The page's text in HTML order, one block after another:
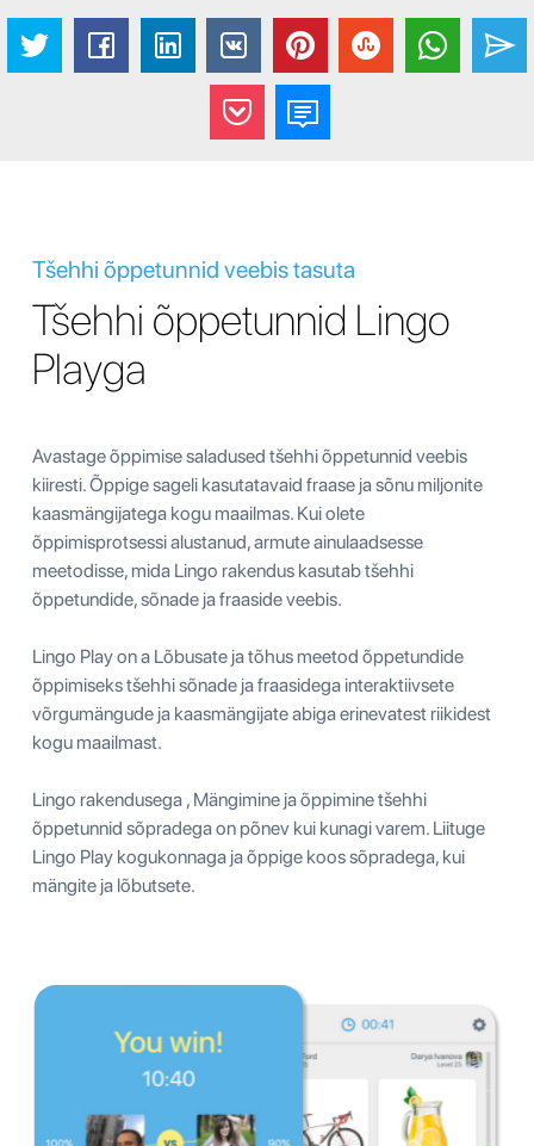
Tšehhi õppetunnid veebis tasuta
Tšehhi õppetunnid Lingo
Playga
Avastage õppimise saladused tšehhi õppetunnid veebis
kiiresti. Õppige sageli kasutatavaid fraase ja sõnu miljonite
kaasmängijatega kogu maailmas. Kui olete
õppimisprotsessi alustanud, armute ainulaadsesse
meetodisse, mida Lingo rakendus kasutab tšehhi
õppetundide, sõnade ja fraaside veebis.
Lingo Play on a Lõbusate ja tõhus meetod õppetundide
õppimiseks tšehhi sõnade ja fraasidega interaktiivsete
võrgumängude ja kaasmängijate abiga erinevatest riikidest
kogu maailmast.
Lingo rakendusega , Mängimine ja õppimine tšehhi
õppetunnid sõpradega on põnev kui kunagi varem. Liituge
Lingo Play kogukonnaga ja õppige koos sõpradega, kui
mängite ja lõbutsete.